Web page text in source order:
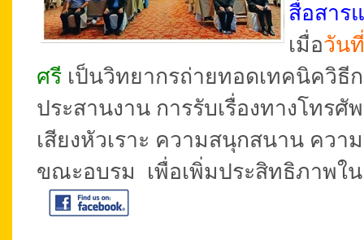
สื่อสาร
เมื่อวัน
ศรี เป็นวิทยากรถ่ายทอดเทคนิควิธี
ประสานงาน การรับเรื่องทางโทร
เสียงหัวเราะ ความสนุกสนาน คว
ขณะอบรม เพื่อเพิ่มประสิทธิภาพใน